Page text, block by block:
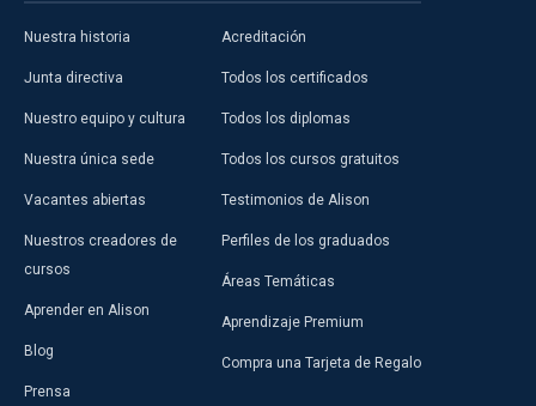
Nuestra historia
Junta directiva
Nuestro equipo y cultura
Nuestra única sede
Vacantes abiertas
Nuestros creadores de
cursos
Aprender en Alison
Blog
Prensa
Acreditación
Todos los certificados
Todos los diplomas
Todos los cursos gratuitos
Testimonios de Alison
Perfiles de los graduados
Áreas Temáticas
Aprendizaje Premium
Compra una Tarjeta de Regalo